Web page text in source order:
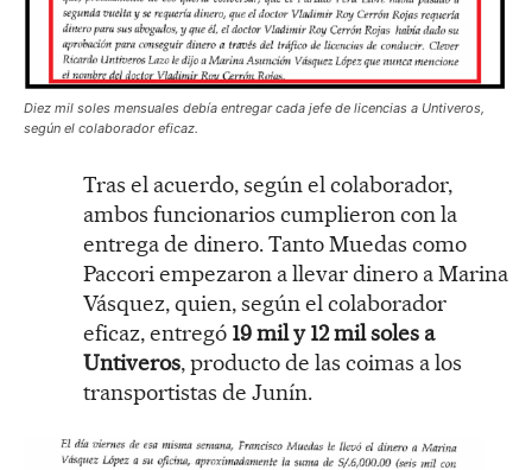
Diez mil soles mensuales debía entregar cada jefe de licencias a Untiveros,
según el colaborador eficaz.
Tras el acuerdo, según el colaborador,
ambos funcionarios cumplieron con la
entrega de dinero. Tanto Muedas como
Paccori empezaron a llevar dinero a Marina
Vásquez, quien, según el colaborador
eficaz, entregó 19 mil y 12 mil soles a
Untiveros, producto de las coimas a los
transportistas de Junín.